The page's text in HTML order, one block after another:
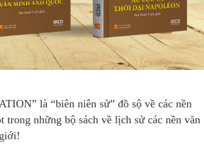
là “biên niên sử” đồ sộ về các nền
những bộ sách về lịch sử các nền văn